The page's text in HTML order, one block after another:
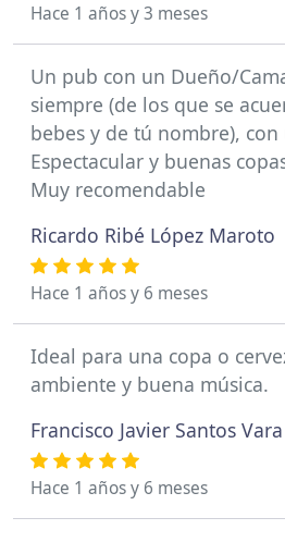
Hace 1 años y 3 meses
Un pub con un Dueño/
siempre (de los que se
bebes y de tú nombre), con
Espectacular y buenas
Muy recomendable
Ricardo Ribé López Maroto
Hace 1 años y 6 meses
Ideal para una copa o
ambiente y buena música.
Francisco Javier Santos Vara
Hace 1 años y 6 meses